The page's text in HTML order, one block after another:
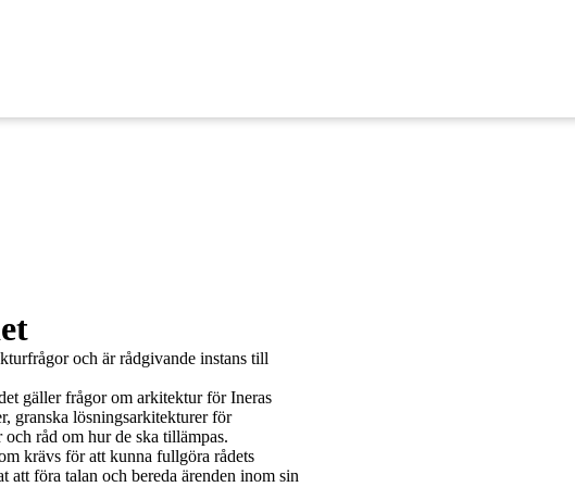
och är rådgivande instans till
gäller frågor om arkitektur för Ineras
granska lösningsarkitekturer för
och råd om hur de ska tillämpas.
krävs för att kunna fullgöra rådets
att föra talan och bereda ärenden inom sin